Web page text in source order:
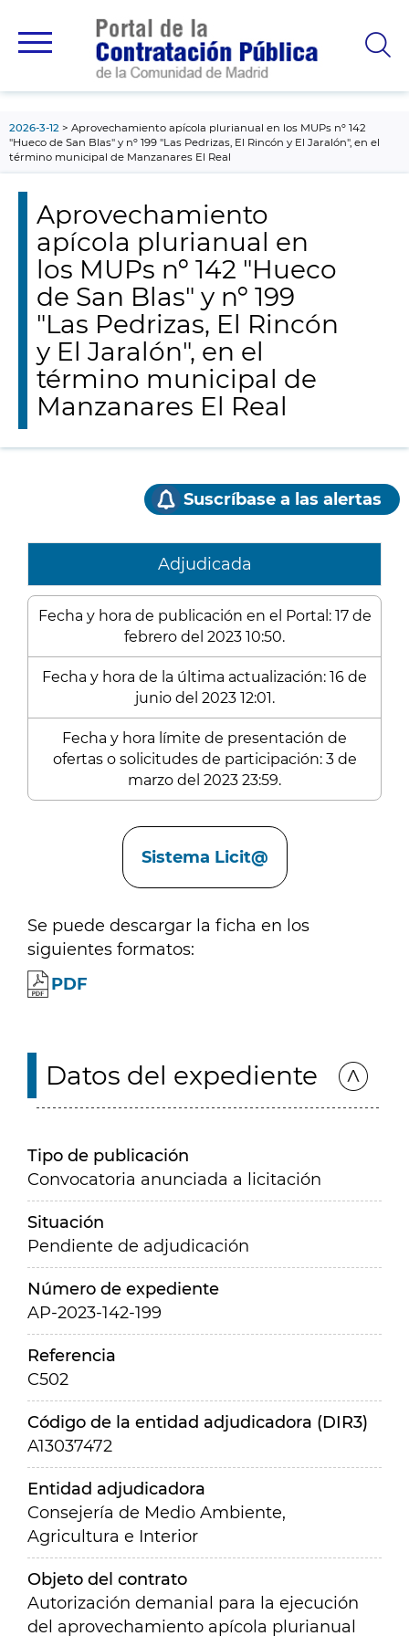
principal
2026-3-12
Aprovechamiento apícola plurianual en los MUPs nº 142
"Hueco de San Blas" y nº 199 "Las Pedrizas, El Rincón y El Jaralón", en el
término municipal de Manzanares El Real
Aprovechamiento
apícola plurianual en
los MUPs nº 142 "Hueco
de San Blas" y nº 199
"Las Pedrizas, El Rincón
y El Jaralón", en el
término municipal de
Manzanares El Real
Suscríbase a las alertas
Adjudicada
Fecha y hora de publicación en el Portal: 17 de
febrero del 2023 10:50.
Fecha y hora de la última actualización: 16 de
junio del 2023 12:01.
Fecha y hora límite de presentación de
ofertas o solicitudes de participación: 3 de
marzo del 2023 23:59.
Sistema Licit@
Se puede descargar la ficha en los
siguientes formatos:
PDF
Datos del expediente
Tipo de publicación
Convocatoria anunciada a licitación
Situación
Pendiente de adjudicación
Número de expediente
AP-2023-142-199
Referencia
C502
Código de la entidad adjudicadora (DIR3)
A13037472
Entidad adjudicadora
Consejería de Medio Ambiente,
Agricultura e Interior
Objeto del contrato
Autorización demanial para la ejecución
del aprovechamiento apícola plurianual